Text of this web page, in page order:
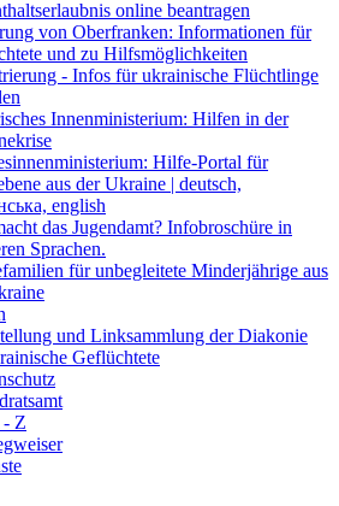
online beantragen
von Oberfranken: Informationen für
und zu Hilfsmöglichkeiten
- Infos für ukrainische Flüchtlinge
Innenministerium: Hilfen in der
Hilfe-Portal für
aus der Ukraine | deutsch,
english
das Jugendamt? Infobroschüre in
Sprachen.
für unbegleitete Minderjährige aus
und Linksammlung der Diakonie
Geflüchtete
- Z